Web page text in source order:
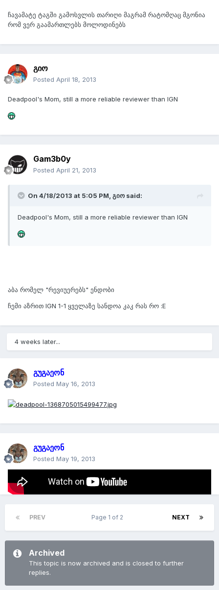
ჩავამატე ტაგში გამოსვლის თარიღი მაგრამ რატომღაც მგონია
რომ ვერ გაამართლებს მოლოდინებს
გიო
Posted April 18, 2013
Deadpool's Mom, still a more reliable reviewer than IGN
Gam3b0y
Posted April 21, 2013
On 4/18/2013 at 5:05 PM, გიო said:
Deadpool's Mom, still a more reliable reviewer than IGN
აბა რომელ "რევიუერებს" ენდობი
ჩემი აზრით IGN 1-1 ყველაზე სანდოა კაკ რას რო :E
4 weeks later...
გუგაეონ
Posted May 16, 2013
გუგაეონ
Posted May 19, 2013
PREV NEXT
Page 1 of 2
Archived
This topic is now archived and is closed to further
replies.